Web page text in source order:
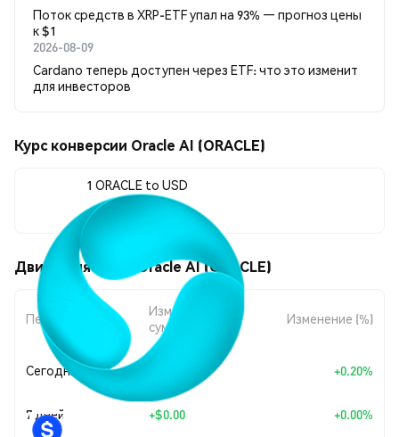
Поток средств в XRP-ETF упал на 93% — прогноз цены
к $1
2026-08-09
Cardano теперь доступен через ETF: что это изменит
для инвесторов
Курс конверсии Oracle AI (ORACLE)
1 ORACLE to USD
$0.00004126
Движения цены Oracle AI (ORACLE)
Период
Изменение
суммы
Изменение (%)
Сегодня +0.20%
7 дней +$0.00 +0.00%